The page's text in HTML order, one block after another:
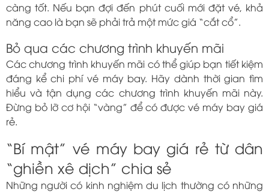
càng tốt. Nếu bạn đợi đến phút cuối mới đặt vé, khả
năng cao là bạn sẽ phải trả một mức giá “cắt cổ”.
Bỏ qua các chương trình khuyến mãi
Các chương trình khuyến mãi có thể giúp bạn tiết kiệm
đáng kể chi phí vé máy bay. Hãy dành thời gian tìm
hiểu và tận dụng các chương trình khuyến mãi này.
Đừng bỏ lỡ cơ hội “vàng” để có được vé máy bay giá
rẻ.
“Bí mật” vé máy bay giá rẻ từ dân
“ghiền xê dịch” chia sẻ
Những người có kinh nghiệm du lịch thường có những